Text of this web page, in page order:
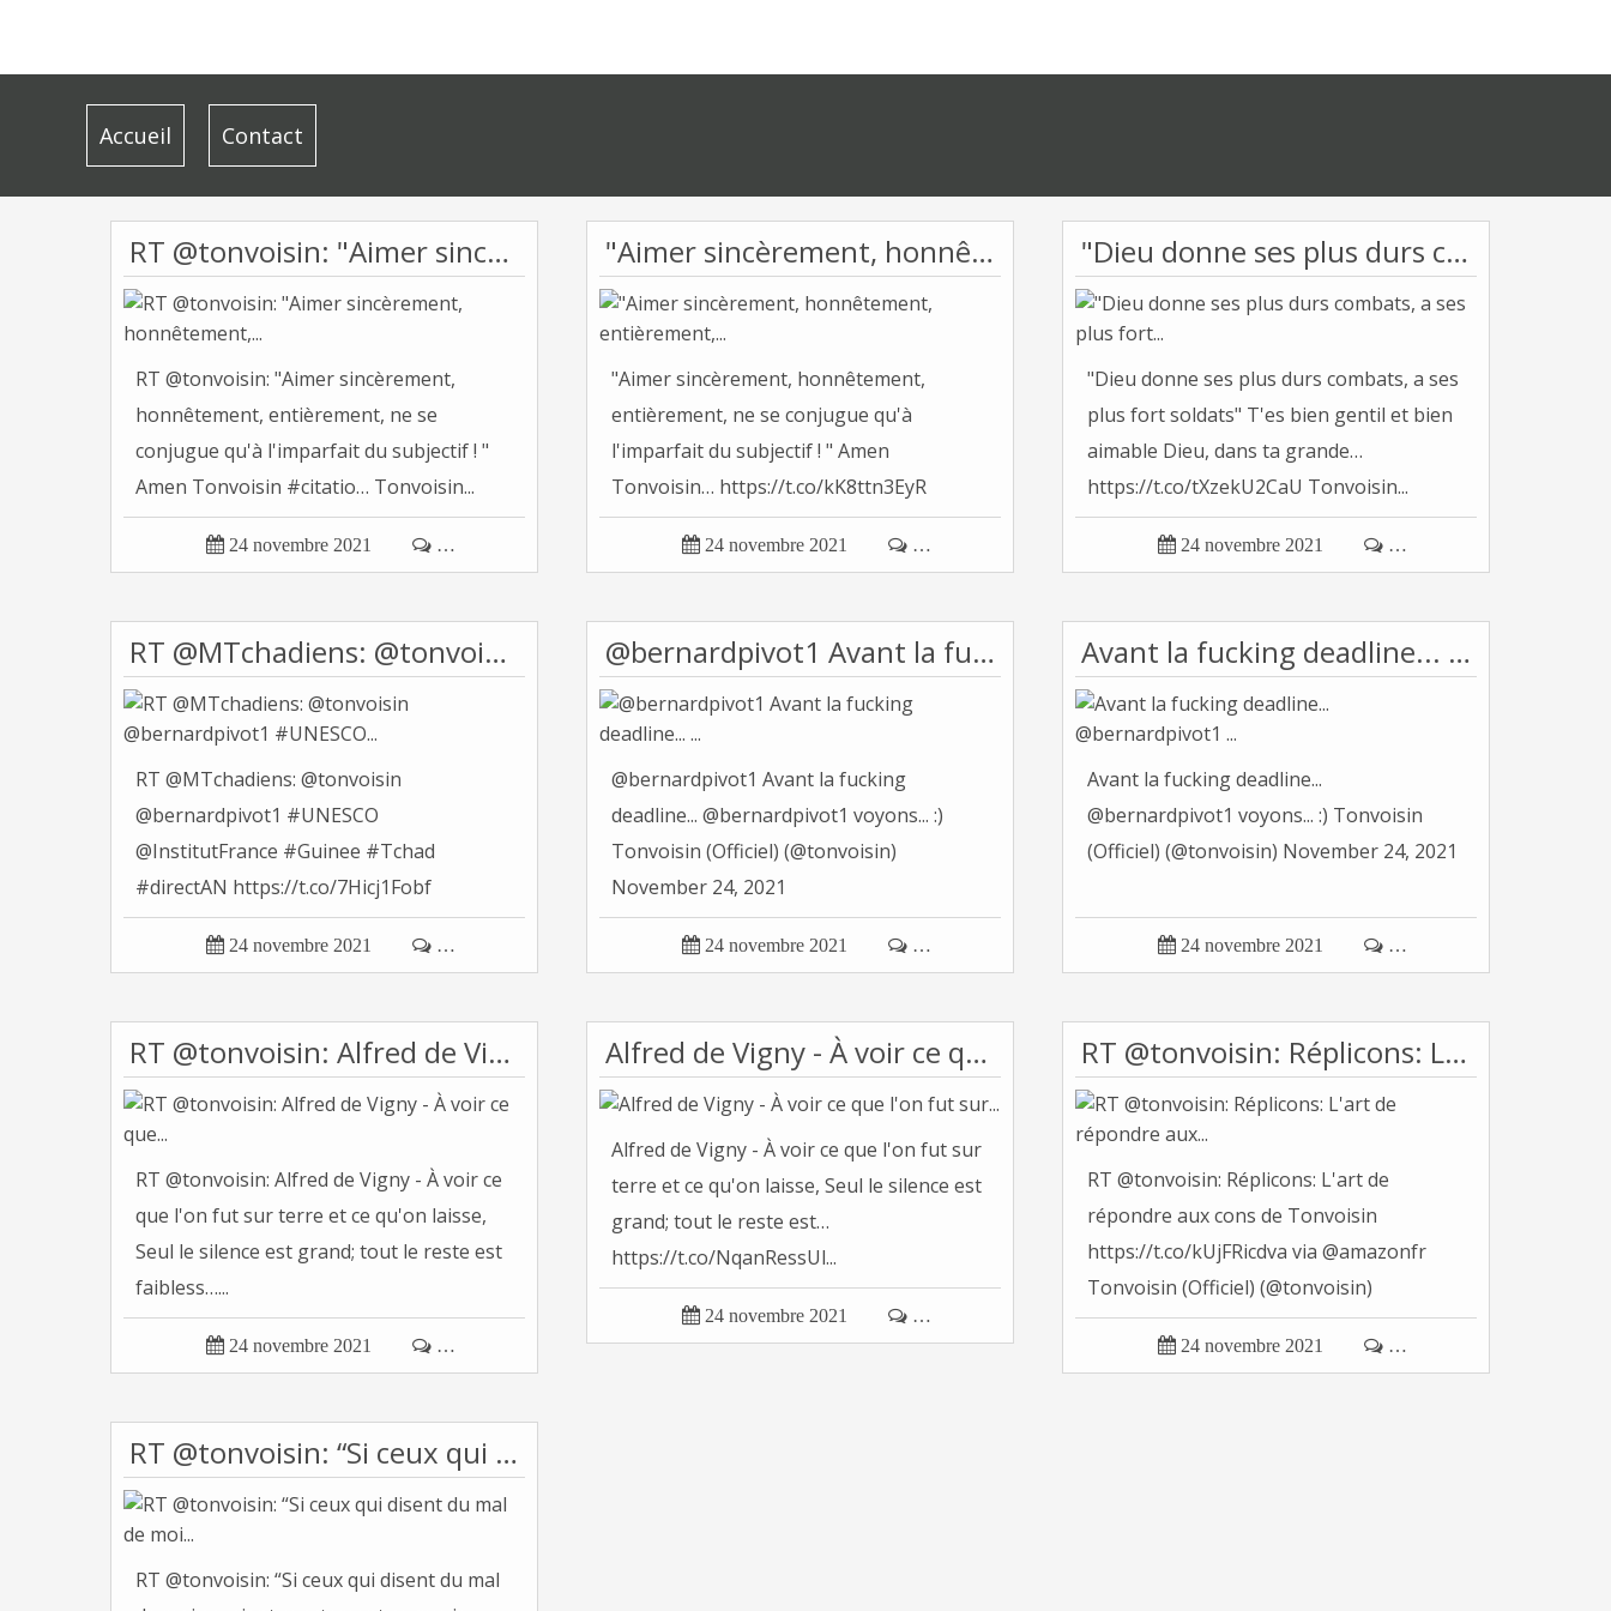
Accueil Contact
RT @tonvoisin: "Aimer sincèrement, honnêtement,...
RT @tonvoisin: "Aimer sincèrement,
honnêtement, entièrement, ne se
conjugue qu'à l'imparfait du subjectif ! "
Amen Tonvoisin #citatio… Tonvoisin...
 24 novembre 2021  …
"Aimer sincèrement, honnêtement, entièrement,...
"Aimer sincèrement, honnêtement,
entièrement, ne se conjugue qu'à
l'imparfait du subjectif ! " Amen
Tonvoisin… https://t.co/kK8ttn3EyR
Tonvoisin...
 24 novembre 2021  …
"Dieu donne ses plus durs combats, a ses plus fort...
"Dieu donne ses plus durs combats, a ses
plus fort soldats" T'es bien gentil et bien
aimable Dieu, dans ta grande…
https://t.co/tXzekU2CaU Tonvoisin...
 24 novembre 2021  …
RT @MTchadiens: @tonvoisin @bernardpivot1 #UNESCO...
RT @MTchadiens: @tonvoisin
@bernardpivot1 #UNESCO
@InstitutFrance #Guinee #Tchad
#directAN https://t.co/7Hicj1Fobf
Tonvoisin (Officiel) (@tonvoisin)...
 24 novembre 2021  …
@bernardpivot1 Avant la fucking deadline... ...
@bernardpivot1 Avant la fucking
deadline... @bernardpivot1 voyons... :)
Tonvoisin (Officiel) (@tonvoisin)
November 24, 2021
 24 novembre 2021  …
Avant la fucking deadline... @bernardpivot1 ...
Avant la fucking deadline...
@bernardpivot1 voyons... :) Tonvoisin
(Officiel) (@tonvoisin) November 24, 2021
 24 novembre 2021  …
RT @tonvoisin: Alfred de Vigny - À voir ce que...
RT @tonvoisin: Alfred de Vigny - À voir ce
que l'on fut sur terre et ce qu'on laisse,
Seul le silence est grand; tout le reste est
faibless…...
 24 novembre 2021  …
Alfred de Vigny - À voir ce que l'on fut sur...
Alfred de Vigny - À voir ce que l'on fut sur
terre et ce qu'on laisse, Seul le silence est
grand; tout le reste est…
https://t.co/NqanRessUl...
 24 novembre 2021  …
RT @tonvoisin: Réplicons: L'art de répondre aux...
RT @tonvoisin: Réplicons: L'art de
répondre aux cons de Tonvoisin
https://t.co/kUjFRicdva via @amazonfr
Tonvoisin (Officiel) (@tonvoisin)
November...
 24 novembre 2021  …
RT @tonvoisin: “Si ceux qui disent du mal de moi...
RT @tonvoisin: “Si ceux qui disent du mal